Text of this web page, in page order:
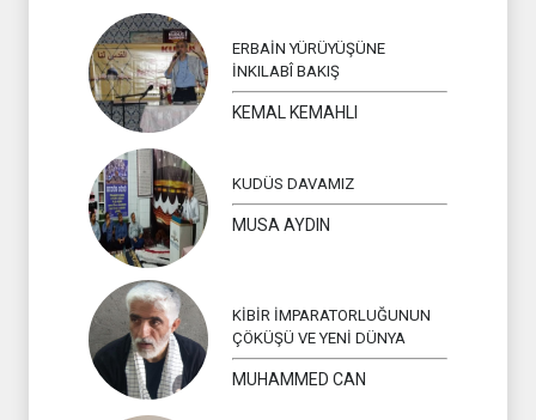
ERBAİN YÜRÜYÜŞÜNE
İNKILABÎ BAKIŞ
KEMAL KEMAHLI
KUDÜS DAVAMIZ
MUSA AYDIN
KİBİR İMPARATORLUĞUNUN
ÇÖKÜŞÜ VE YENİ DÜNYA
MUHAMMED CAN